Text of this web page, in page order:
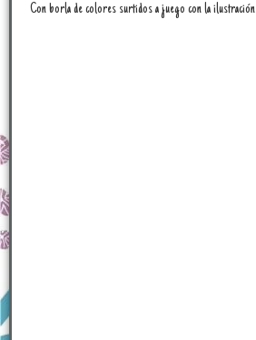
Con borla de colores surtidos a juego con la ilustración